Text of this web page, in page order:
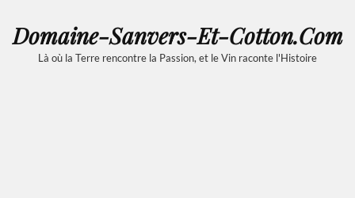
Domaine-Sanvers-Et-Cotton.com
Là où la Terre rencontre la Passion, et le Vin raconte l'Histoire